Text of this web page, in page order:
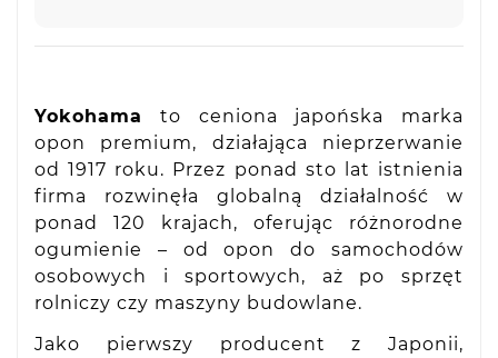
Yokohama
to ceniona japońska marka
opon premium, działająca nieprzerwanie
od 1917 roku. Przez ponad sto lat istnienia
firma rozwinęła globalną działalność w
ponad 120 krajach, oferując różnorodne
ogumienie – od opon do samochodów
osobowych i sportowych, aż po sprzęt
rolniczy czy maszyny budowlane.
Jako pierwszy producent z Japonii,